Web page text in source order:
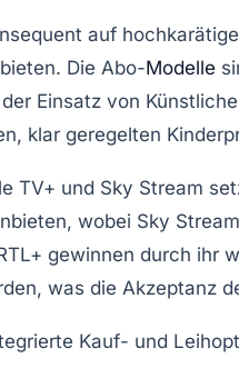
auf
Die Abo-Modelle
Einsatz von
klar geregelten
TV+ und Sky Stream
wobei Sky
gewinnen durch ihr
was die Akzeptanz
Kauf- und